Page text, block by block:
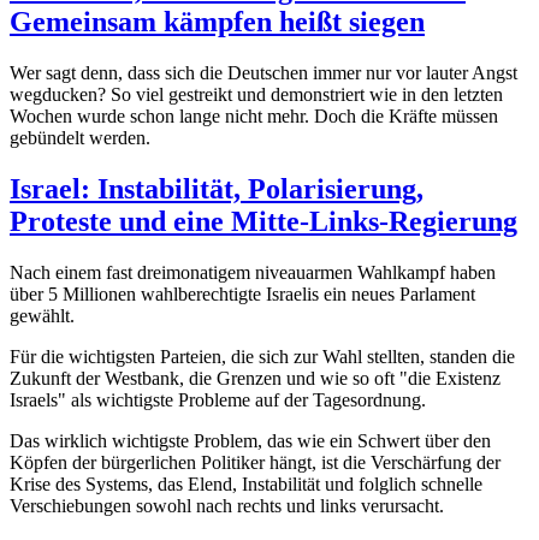
Gemeinsam kämpfen heißt siegen
Wer sagt denn, dass sich die Deutschen immer nur vor lauter Angst
wegducken? So viel gestreikt und demonstriert wie in den letzten
Wochen wurde schon lange nicht mehr. Doch die Kräfte müssen
gebündelt werden.
Israel: Instabilität, Polarisierung,
Proteste und eine Mitte-Links-Regierung
Nach einem fast dreimonatigem niveauarmen Wahlkampf haben
über 5 Millionen wahlberechtigte Israelis ein neues Parlament
gewählt.
Für die wichtigsten Parteien, die sich zur Wahl stellten, standen die
Zukunft der Westbank, die Grenzen und wie so oft "die Existenz
Israels" als wichtigste Probleme auf der Tagesordnung.
Das wirklich wichtigste Problem, das wie ein Schwert über den
Köpfen der bürgerlichen Politiker hängt, ist die Verschärfung der
Krise des Systems, das Elend, Instabilität und folglich schnelle
Verschiebungen sowohl nach rechts und links verursacht.